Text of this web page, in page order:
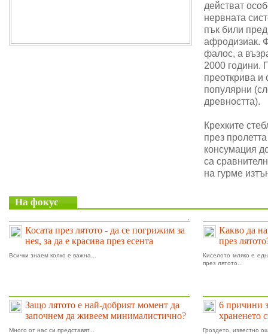
действат
нервната
пък били
афродизиак.
фалос, а
2000 години.
преоткрива и
популярни
древността).
Крехките
през
консумация
са
на гурме
На фокус
Косата през лятото - да се погрижим за
нея, за да е красива през есента
Всички знаем колко е важна...
Какво да
през
Киселото мляко е
през лятото...
Защо лятото е най-добрият момент да
започнем да живеем минималистично?
Много от нас си представят...
6 причини
храненето
Гроздето, известно